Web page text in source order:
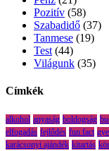
Pozitív (58)
Szabadidő (37)
Tanmese (19)
Test (44)
Világunk (35)
Címkék
alkohol anyaság boldogság
elfogadás fejlődés fun fact
karácsonyi ajándék kitartás